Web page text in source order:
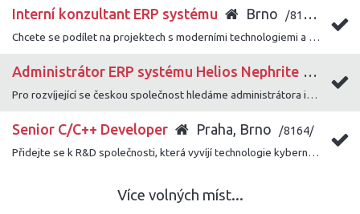
Interní konzultant ERP systému Brno
/8166/
Chcete se podílet na projektech s moderními technologiemi a přístupy, a zároveň mít prostor, kde lze uplatnit své vlastní nápady a vize? Poté mrkněte na tuto pozici!
Administrátor ERP systému Helios Nephrite
Pro rozvíjející se českou společnost hledáme administrátora informačního systému Helios Nephrite.
Senior C/C++ Developer Praha, Brno
/8164/
Přidejte se k R&D společnosti, která vyvíjí technologie kybernetické bezpečnosti pro různé zahraniční instituce s cílem pomáhat v prevenci kriminality.
Více volných míst...